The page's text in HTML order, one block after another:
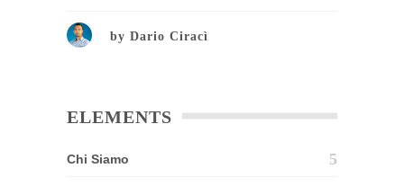
by Dario Ciracì
ELEMENTS
Chi Siamo